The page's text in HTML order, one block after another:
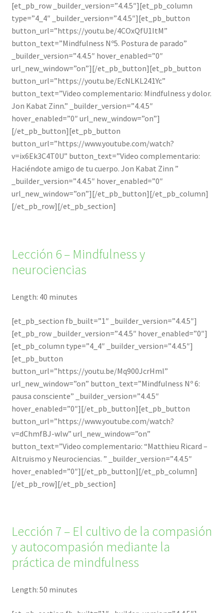
[et_pb_row _builder_version=”4.4.5″][et_pb_column
type=”4_4″ _builder_version=”4.4.5″][et_pb_button
button_url=”https://youtu.be/4COxQfU1ItM”
button_text=”Mindfulness Nº5. Postura de parado”
_builder_version=”4.4.5″ hover_enabled=”0″
url_new_window=”on”][/et_pb_button][et_pb_button
button_url=”https://youtu.be/EcNLKL241Yc”
button_text=”Video complementario: Mindfulness y dolor.
Jon Kabat Zinn.” _builder_version=”4.4.5″
hover_enabled=”0″ url_new_window=”on”]
[/et_pb_button][et_pb_button
button_url=”https://www.youtube.com/watch?
v=ix6Ek3C4T0U” button_text=”Video complementario:
Haciéndote amigo de tu cuerpo. Jon Kabat Zinn ”
_builder_version=”4.4.5″ hover_enabled=”0″
url_new_window=”on”][/et_pb_button][/et_pb_column]
[/et_pb_row][/et_pb_section]
Lección 6 – Mindfulness y
neurociencias
Length: 40 minutes
[et_pb_section fb_built=”1″ _builder_version=”4.4.5″]
[et_pb_row _builder_version=”4.4.5″ hover_enabled=”0″]
[et_pb_column type=”4_4″ _builder_version=”4.4.5″]
[et_pb_button
button_url=”https://youtu.be/Mq900JcrHmI”
url_new_window=”on” button_text=”Mindfulness Nº 6:
pausa consciente” _builder_version=”4.4.5″
hover_enabled=”0″][/et_pb_button][et_pb_button
button_url=”https://www.youtube.com/watch?
v=dChmfBJ-wlw” url_new_window=”on”
button_text=”Video complementario: “Matthieu Ricard –
Altruismo y Neurociencias. ” _builder_version=”4.4.5″
hover_enabled=”0″][/et_pb_button][/et_pb_column]
[/et_pb_row][/et_pb_section]
Lección 7 – El cultivo de la compasión
y autocompasión mediante la
práctica de mindfulness
Length: 50 minutes